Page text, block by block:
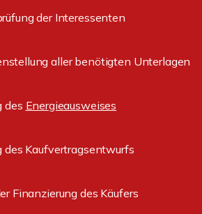
der Interessenten
aller benötigten Unterlagen
des Energieausweises
des Kaufvertragsentwurfs
Finanzierung des Käufers